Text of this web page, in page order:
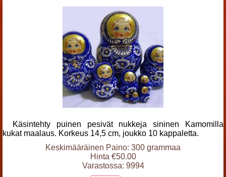
Käsintehty puinen pesivät nukkeja sininen Kamomilla
kukat maalaus. Korkeus 14,5 cm, joukko 10 kappaletta.
Keskimääräinen Paino: 300 grammaa
Hinta €50.00
Varastossa: 9994